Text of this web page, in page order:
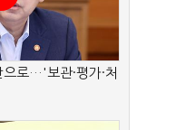
로…'보관·평가·처